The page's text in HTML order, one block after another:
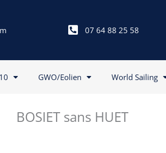
07 64 88 25 58
GWO/Eolien World Sailing
BOSIET sans HUET